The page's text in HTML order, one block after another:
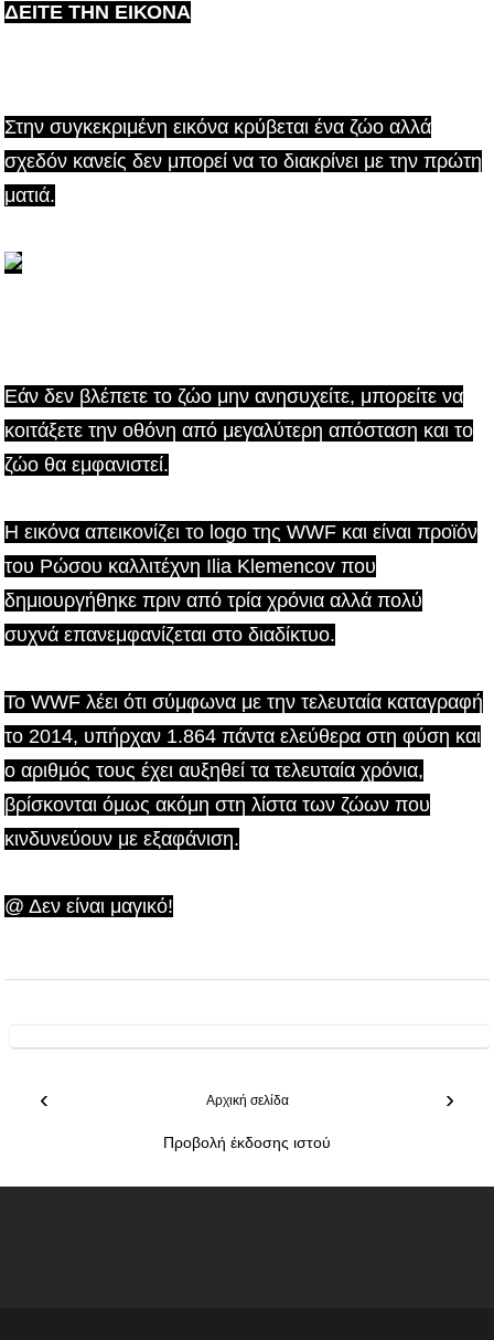
ΔΕΙΤΕ ΤΗΝ ΕΙΚΟΝΑ
Στην συγκεκριμένη εικόνα κρύβεται ένα ζώο αλλά
σχεδόν κανείς δεν μπορεί να το διακρίνει με την πρώτη
ματιά.
Εάν δεν βλέπετε το ζώο μην ανησυχείτε, μπορείτε να
κοιτάξετε την οθόνη από μεγαλύτερη απόσταση και το
ζώο θα εμφανιστεί.
Η εικόνα απεικονίζει το logo της WWF και είναι προϊόν
του Ρώσου καλλιτέχνη Ilia Klemencov που
δημιουργήθηκε πριν από τρία χρόνια αλλά πολύ
συχνά επανεμφανίζεται στο διαδίκτυο.
To WWF λέει ότι σύμφωνα με την τελευταία καταγραφή
το 2014, υπήρχαν 1.864 πάντα ελεύθερα στη φύση και
ο αριθμός τους έχει αυξηθεί τα τελευταία χρόνια,
βρίσκονται όμως ακόμη στη λίστα των ζώων που
κινδυνεύουν με εξαφάνιση.
@ Δεν είναι μαγικό!
‹ ›
Αρχική σελίδα
Προβολή έκδοσης ιστού